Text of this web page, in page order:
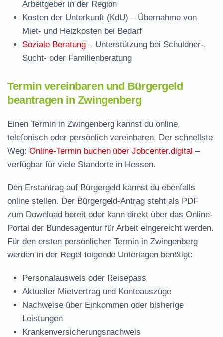
Arbeitgeber in der Region
Kosten der Unterkunft (KdU) – Übernahme von
Miet- und Heizkosten bei Bedarf
Soziale Beratung – Unterstützung bei Schuldner-,
Sucht- oder Familienberatung
Termin vereinbaren und Bürgergeld
beantragen in Zwingenberg
Einen Termin in Zwingenberg kannst du online,
telefonisch oder persönlich vereinbaren. Der schnellste
Weg: Online-Termin buchen über Jobcenter.digital –
verfügbar für viele Standorte in Hessen.
Den Erstantrag auf Bürgergeld kannst du ebenfalls
online stellen. Der Bürgergeld-Antrag steht als PDF
zum Download bereit oder kann direkt über das Online-
Portal der Bundesagentur für Arbeit eingereicht werden.
Für den ersten persönlichen Termin in Zwingenberg
werden in der Regel folgende Unterlagen benötigt:
Personalausweis oder Reisepass
Aktueller Mietvertrag und Kontoauszüge
Nachweise über Einkommen oder bisherige
Leistungen
Krankenversicherungsnachweis